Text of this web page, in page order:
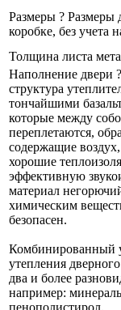
Размеры ? Размеры
коробке, без учета
Толщина листа
Наполнение двери ?
структура
тончайшими
которые между
переплетаются,
содержащие
хорошие
эффективную
материал
химическим
безопасен.
Комбинированный
утепления
два и более
например: